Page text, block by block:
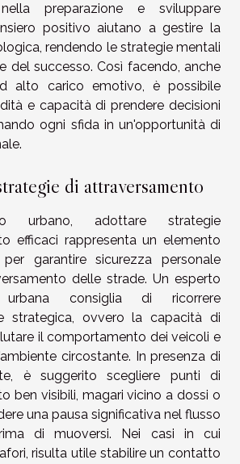
preparazione e sviluppare
positivo aiutano a gestire la
rendendo le strategie mentali
del successo. Così facendo, anche
alto carico emotivo, è possibile
e capacità di prendere decisioni
ogni sfida in un'opportunità di
di attraversamento
urbano, adottare strategie
efficaci rappresenta un elemento
garantire sicurezza personale
delle strade. Un esperto
consiglia di ricorrere
strategica, ovvero la capacità di
il comportamento dei veicoli e
circostante. In presenza di
è suggerito scegliere punti di
ben visibili, magari vicino a dossi o
una pausa significativa nel flusso
di muoversi. Nei casi in cui
risulta utile stabilire un contatto